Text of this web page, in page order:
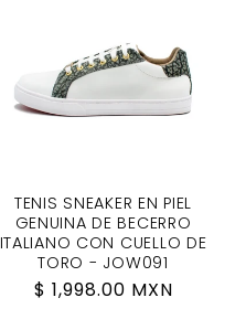
TENIS SNEAKER EN PIEL
GENUINA DE BECERRO
ITALIANO CON CUELLO DE
TORO - JOW091
Regular
$ 1,998.00 MXN